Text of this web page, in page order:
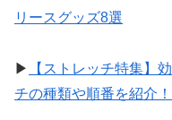
リースグッズ8選
▶︎
【ストレッチ特集】
チの種類や順番を紹介！